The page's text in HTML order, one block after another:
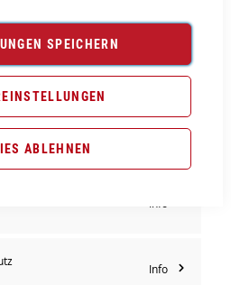
SPEICHERN
ABLEHNEN
VEREINBAREN
Info